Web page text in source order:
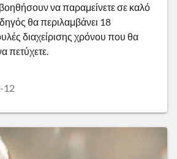
να παραμείνετε σε καλό
θα περιλαμβάνει 18
διαχείρισης χρόνου που θα
πετύχετε.
12